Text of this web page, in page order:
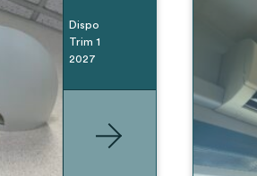
Dispo
Trim 1
2027